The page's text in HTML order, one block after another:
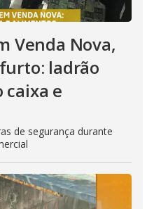
Venda Nova,
ladrão
e
de segurança durante